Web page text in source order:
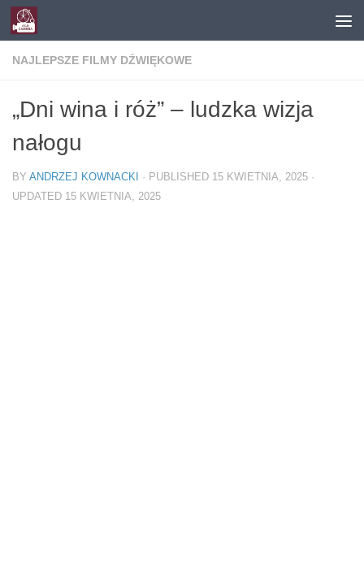
Skip to content
NAJLEPSZE FILMY DŹWIĘKOWE
„Dni wina i róż” – ludzka wizja
nałogu
BY ANDRZEJ KOWNACKI · PUBLISHED 15 KWIETNIA, 2025 ·
UPDATED 15 KWIETNIA, 2025